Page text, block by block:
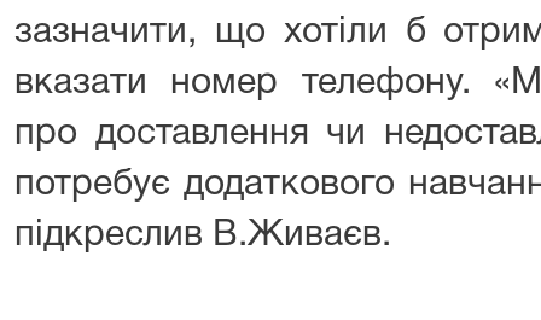
зазначити, що хотіли б
вказати номер телефону.
про доставлення чи
потребує додаткового
підкреслив В.Живаєв.